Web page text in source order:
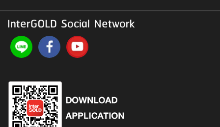
InterGOLD Social Network